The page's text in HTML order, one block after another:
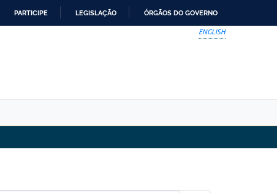
PARTICIPE LEGISLAÇÃO ÓRGÃOS DO GOVERNO
ENGLISH